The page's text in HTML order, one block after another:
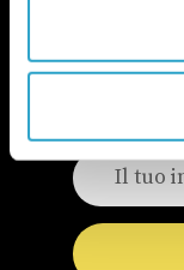
In questa
questioni di
Qui